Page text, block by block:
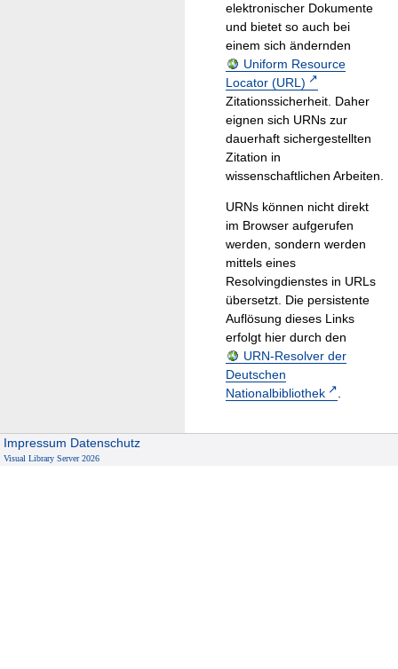
elektronischer Dokumente
und bietet so auch bei
einem sich ändernden
Uniform Resource
Locator (URL)
Zitationssicherheit. Daher
eignen sich URNs zur
dauerhaft sichergestellten
Zitation in
wissenschaftlichen Arbeiten.
URNs können nicht direkt
im Browser aufgerufen
werden, sondern werden
mittels eines
Resolvingdienstes in URLs
übersetzt. Die persistente
Auflösung dieses Links
erfolgt hier durch den
URN-Resolver der
Deutschen
Nationalbibliothek
.
Impressum Datenschutz
Visual Library Server 2026